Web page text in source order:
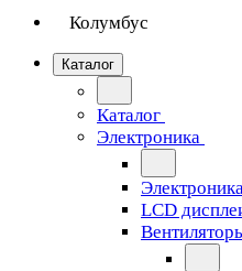
Колумбус
Каталог
Каталог
Электроника
LCD